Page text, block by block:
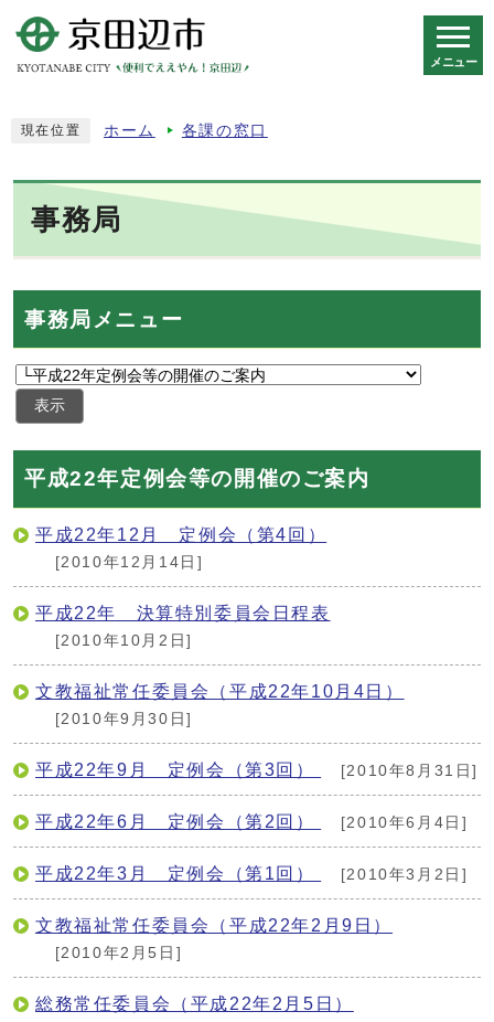
メニュー
現在位置 ホーム 各課の窓口
事務局
事務局メニュー
表示
平成22年定例会等の開催のご案内
平成22年12月 定例会（第4回）
[2010年12月14日]
平成22年 決算特別委員会日程表
[2010年10月2日]
文教福祉常任委員会（平成22年10月4日）
[2010年9月30日]
平成22年9月 定例会（第3回） [2010年8月31日]
平成22年6月 定例会（第2回） [2010年6月4日]
平成22年3月 定例会（第1回） [2010年3月2日]
文教福祉常任委員会（平成22年2月9日）
[2010年2月5日]
総務常任委員会（平成22年2月5日）